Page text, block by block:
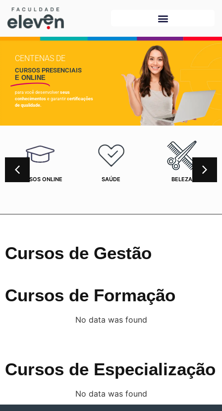
CENTENAS DE
CURSOS PRESENCIAIS
E ONLINE
para você desenvolver seus
conhecimentos e garantir certificações
de qualidade.
CURSOS ONLINE SAÚDE BELEZA
Cursos de Gestão
Cursos de Formação
No data was found
Cursos de Especialização
No data was found